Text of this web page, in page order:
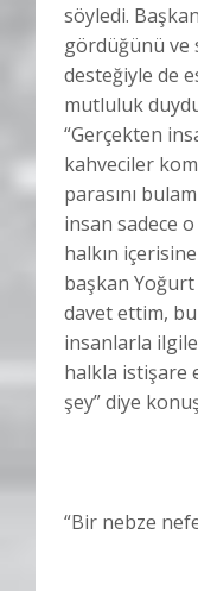
söyledi.
gördüğünü ve
desteğiyle de
mutluluk
“Gerçekten
kahveciler
parasını
insan sadece
halkın
başkan
davet ettim,
insanlarla
halkla istişare
şey” diye
“Bir nebze